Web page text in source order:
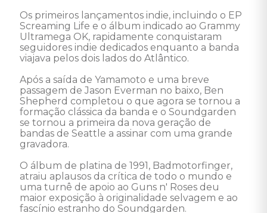
Os primeiros lançamentos indie, incluindo o EP
Screaming Life e o álbum indicado ao Grammy
Ultramega OK, rapidamente conquistaram
seguidores indie dedicados enquanto a banda
viajava pelos dois lados do Atlântico.
Após a saída de Yamamoto e uma breve
passagem de Jason Everman no baixo, Ben
Shepherd completou o que agora se tornou a
formação clássica da banda e o Soundgarden
se tornou a primeira da nova geração de
bandas de Seattle a assinar com uma grande
gravadora.
O álbum de platina de 1991, Badmotorfinger,
atraiu aplausos da crítica de todo o mundo e
uma turnê de apoio ao Guns n' Roses deu
maior exposição à originalidade selvagem e ao
fascínio estranho do Soundgarden.